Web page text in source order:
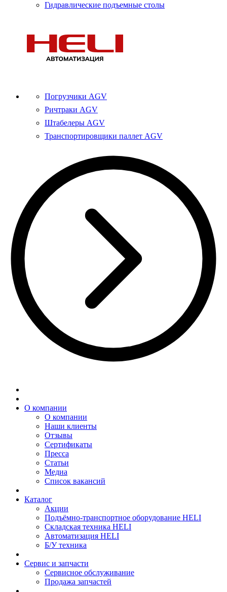
Гидравлические подъемные столы
Погрузчики AGV
Ричтраки AGV
Штабелеры AGV
Транспортировщики паллет AGV
О компании
О компании
Наши клиенты
Отзывы
Сертификаты
Пресса
Статьи
Медиа
Список вакансий
Каталог
Акции
Подъёмно-транспортное оборудование HELI
Складская техника HELI
Автоматизация HELI
Б/У техника
Сервис и запчасти
Сервисное обслуживание
Продажа запчастей